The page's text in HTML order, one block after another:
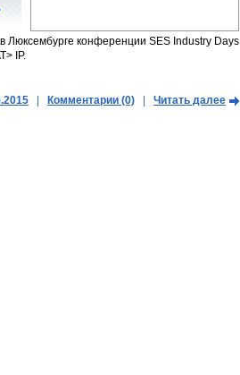
Люксембурге конференции SES Industry Days
IP.
Комментарии (0) Читать далее